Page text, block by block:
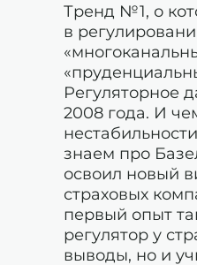
Тренд №1, о
в
Регуляторное
2008 года. И
знаем про
освоил новый
страховых
первый опыт
регулятор у
выводы, но и